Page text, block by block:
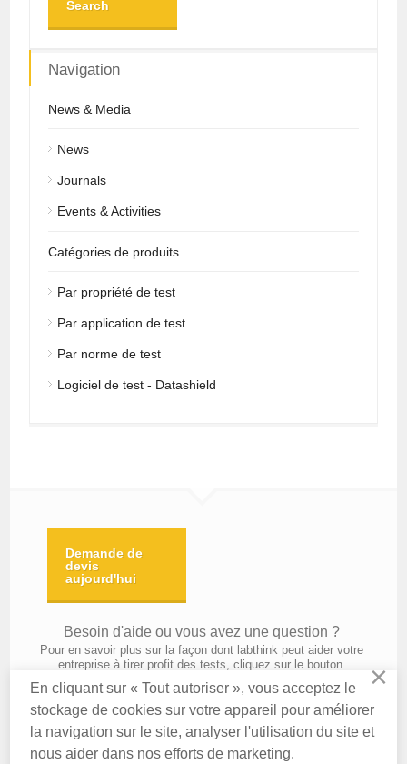
Search
Navigation
News & Media
News
Journals
Events & Activities
Catégories de produits
Par propriété de test
Par application de test
Par norme de test
Logiciel de test - Datashield
Demande de
devis
aujourd'hui
Besoin d'aide ou vous avez une question ?
Pour en savoir plus sur la façon dont labthink peut aider votre
entreprise à tirer profit des tests, cliquez sur le bouton.
Contactez-nous Qui sommes-nous
Politique de confidentialité
Conditions d utilisation
×
En cliquant sur « Tout autoriser », vous acceptez le
stockage de cookies sur votre appareil pour améliorer
la navigation sur le site, analyser l'utilisation du site et
nous aider dans nos efforts de marketing.